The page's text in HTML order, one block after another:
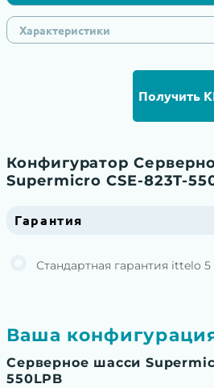
Характеристики
Получить
Конфигуратор
Supermicro CSE-823T-
Гарантия
Стандартная гарантия ittelo
Ваша
Серверное шасси
550LPB